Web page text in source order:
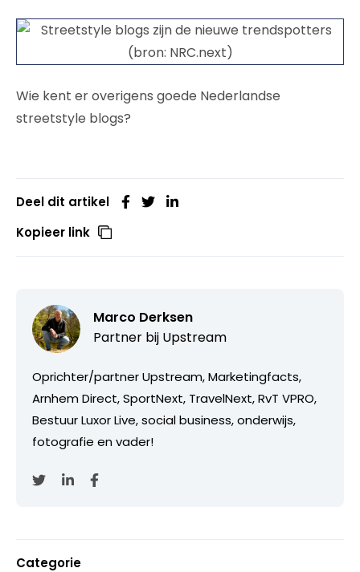
Wie kent er overigens goede Nederlandse
streetstyle blogs?
Deel dit artikel
Kopieer link
Marco Derksen
Partner bij Upstream
Oprichter/partner Upstream, Marketingfacts,
Arnhem Direct, SportNext, TravelNext, RvT VPRO,
Bestuur Luxor Live, social business, onderwijs,
fotografie en vader!
Categorie